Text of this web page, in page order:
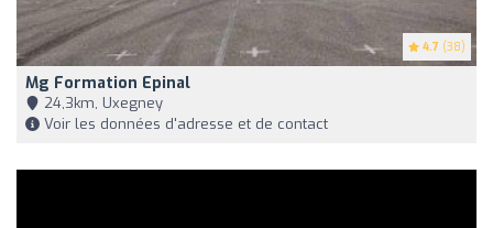
4.7 (38)
Mg Formation Epinal
24,3km, Uxegney
Voir les données d'adresse et de contact